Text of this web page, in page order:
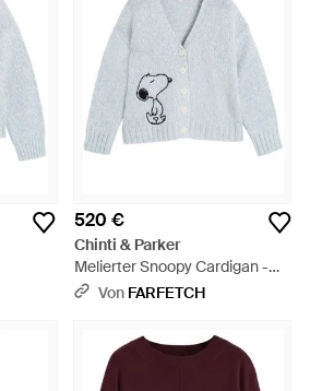
520 €
Chinti & Parker
Melierter Snoopy Cardigan -
BlauVon FARFETCH